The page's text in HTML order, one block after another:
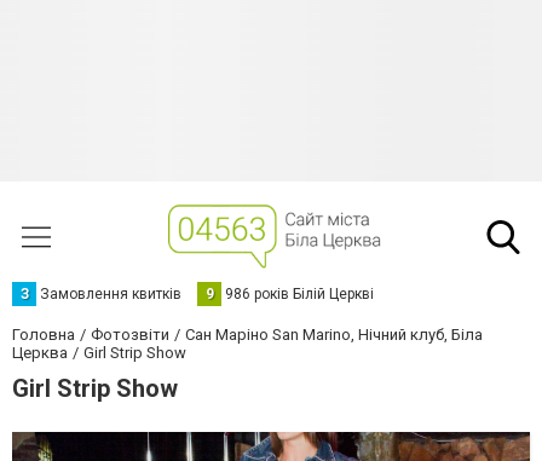
З Замовлення квитків 9 986 років Білій Церкві
Головна Фотозвіти
Сан Маріно San Marino, Нічний клуб, Біла
Церква
Girl Strip Show
Girl Strip Show